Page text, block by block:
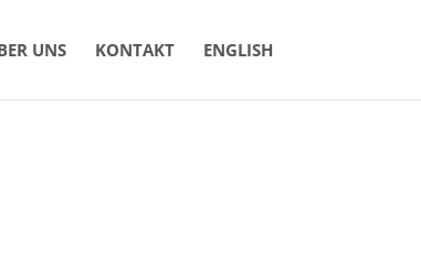
UNS KONTAKT ENGLISH